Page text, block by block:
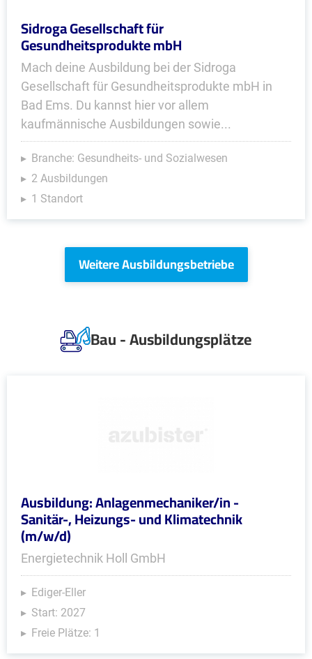
Sidroga Gesellschaft für
Gesundheitsprodukte mbH
Mach deine Ausbildung bei der Sidroga
Gesellschaft für Gesundheitsprodukte mbH in
Bad Ems. Du kannst hier vor allem
kaufmännische Ausbildungen sowie...
Branche: Gesundheits- und Sozialwesen
2 Ausbildungen
1 Standort
Weitere Ausbildungsbetriebe
Bau - Ausbildungsplätze
Ausbildung: Anlagenmechaniker/in -
Sanitär-, Heizungs- und Klimatechnik
(m/w/d)
Energietechnik Holl GmbH
Ediger-Eller
Start: 2027
Freie Plätze: 1